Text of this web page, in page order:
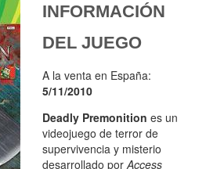
INFORMACIÓN
DEL JUEGO
A la venta en España:
5/11/2010
Deadly Premonition es un
videojuego de terror de
supervivencia y misterio
desarrollado porAccess